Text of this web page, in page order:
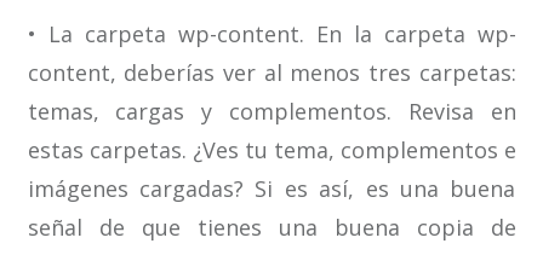
• La carpeta wp-content. En la carpeta wp-
content, deberías ver al menos tres carpetas:
temas, cargas y complementos. Revisa en
estas carpetas. ¿Ves tu tema, complementos e
imágenes cargadas? Si es así, es una buena
señal de que tienes una buena copia de